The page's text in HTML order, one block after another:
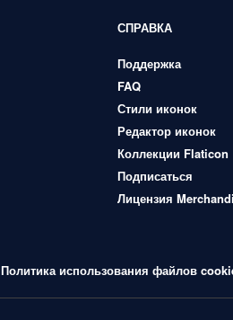
СПРАВКА
Поддержка
FAQ
Стили иконок
Редактор иконок
Коллекции Flaticon
Подписаться
Лицензия
Политика использования файлов